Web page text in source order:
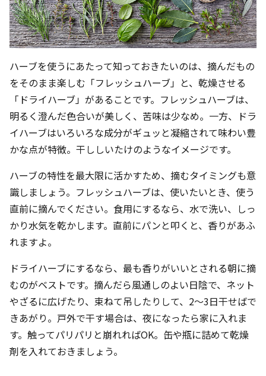
ハーブを使うにあたって知っておきたいのは、摘んだもの
をそのまま楽しむ「フレッシュハーブ」と、乾燥させる
「ドライハーブ」があることです。フレッシュハーブは、
明るく澄んだ色合いが美しく、苦味は少なめ。一方、ドラ
イハーブはいろいろな成分がギュッと凝縮されて味わい豊
かな点が特徴。干ししいたけのようなイメージです。
ハーブの特性を最大限に活かすため、摘むタイミングも意
識しましょう。フレッシュハーブは、使いたいとき、使う
直前に摘んでください。食用にするなら、水で洗い、しっ
かり水気を乾かします。直前にパンと叩くと、香りがあふ
れますよ。
ドライハーブにするなら、最も香りがいいとされる朝に摘
むのがベストです。摘んだら風通しのよい日陰で、ネット
やざるに広げたり、束ねて吊したりして、2～3日干せばで
きあがり。戸外で干す場合は、夜になったら家に入れま
す。触ってパリパリと崩れればOK。缶や瓶に詰めて乾燥
剤を入れておきましょう。